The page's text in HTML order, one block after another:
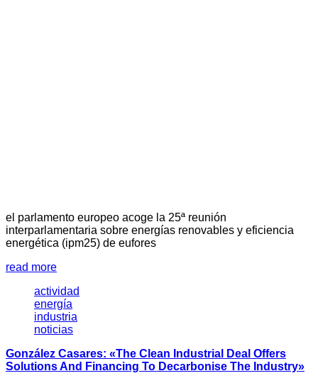
el parlamento europeo acoge la 25ª reunión
interparlamentaria sobre energías renovables y eficiencia
energética (ipm25) de eufores
read more
actividad
energía
industria
noticias
González Casares: «The Clean Industrial Deal Offers
Solutions And Financing To Decarbonise The Industry»